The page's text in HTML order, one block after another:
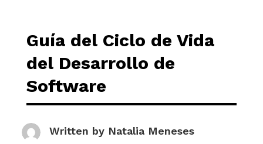
Guía del Ciclo de Vida
del Desarrollo de
Software
Written by Natalia Meneses